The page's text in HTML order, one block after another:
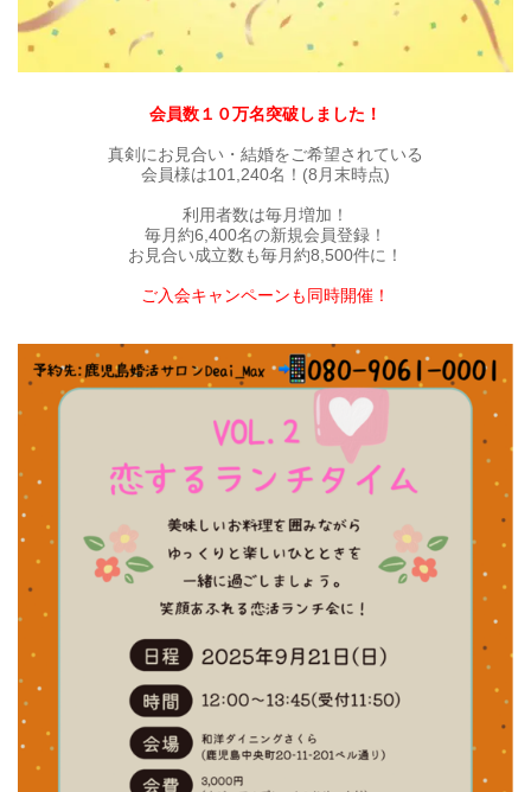
会員数１０万名突破しました！
真剣にお見合い・結婚をご希望されている
会員様は101,240名！(8月末時点)
利用者数は毎月増加！
毎月約6,400名の新規会員登録！
お見合い成立数も毎月約8,500件に！
ご入会キャンペーンも同時開催！